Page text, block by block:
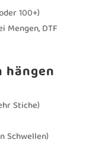
100+)
Mengen, DTF
hängen
Stiche)
Schwellen)